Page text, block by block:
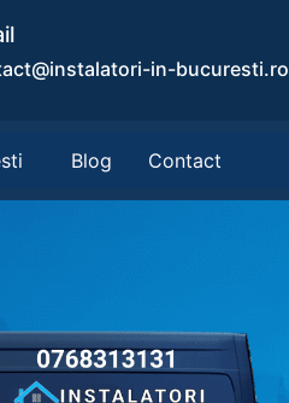
in-bucuresti.ro
Blog Contact